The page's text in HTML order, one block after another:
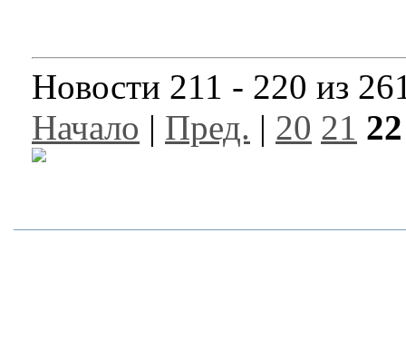
Новости 211 - 220 из
Начало | Пред. | 20 21 22